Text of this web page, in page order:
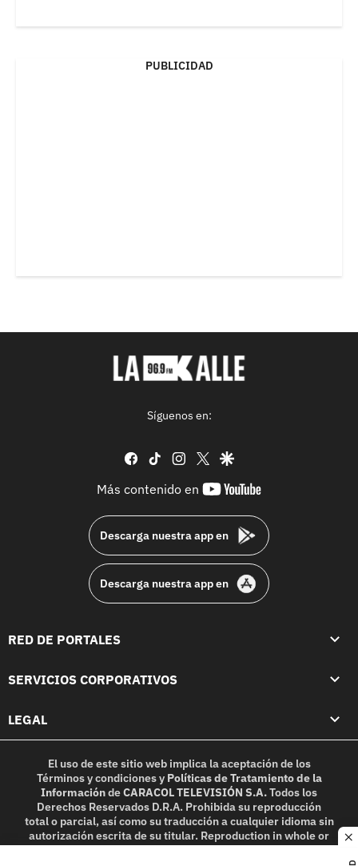
PUBLICIDAD
Síguenos en:
facebook
tiktok instagram
twittergoogle
Más contenido en
youtube-
Descarga nuestra app en
Descarga nuestra app en
RED DE PORTALES
SERVICIOS CORPORATIVOS
LEGAL
El uso de este sitio web implica la aceptación de los
Términos y condicionesy Políticas de Tratamiento de la
InformacióndeCARACOL TELEVISIÓN S.A.Todos los
Derechos Reservados D.R.A. Prohibida su reproducción
total o parcial, así como su traducción a cualquier idioma sin
autorización escrita de su titular. Reproduction in whole or
in part, or translation without written permission is